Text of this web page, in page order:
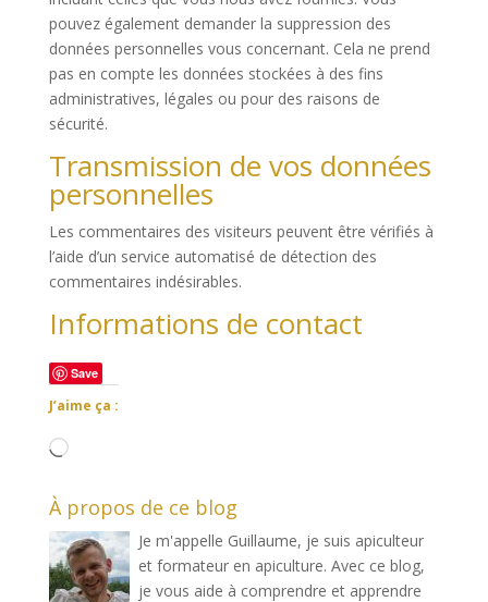
pouvez également demander la suppression des
données personnelles vous concernant. Cela ne prend
pas en compte les données stockées à des fins
administratives, légales ou pour des raisons de
sécurité.
Transmission de vos données
personnelles
Les commentaires des visiteurs peuvent être vérifiés à
l’aide d’un service automatisé de détection des
commentaires indésirables.
Informations de contact
Save
J’aime ça :
Chargement…
À propos de ce blog
Je m'appelle Guillaume, je suis apiculteur
et formateur en apiculture. Avec ce blog,
je vous aide à comprendre et apprendre